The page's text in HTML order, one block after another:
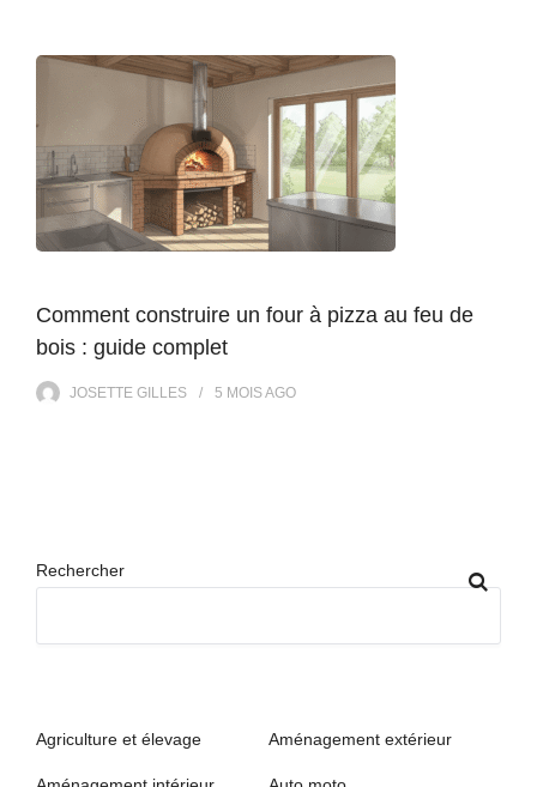
Comment construire un four à pizza au feu de
bois : guide complet
JOSETTE GILLES 5 MOISAGO
Rechercher
Agriculture et élevage Aménagement extérieur